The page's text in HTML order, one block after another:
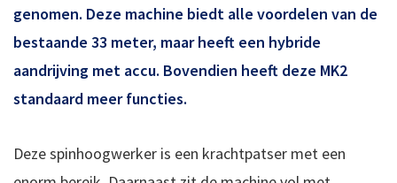
genomen. Deze machine biedt alle voordelen van de
bestaande 33 meter, maar heeft een hybride
aandrijving met accu. Bovendien heeft deze MK2
standaard meer functies.
Deze spinhoogwerker is een krachtpatser met een